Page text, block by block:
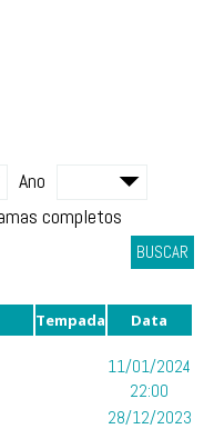
Ano
completos
BUSCAR
Tempada Data
11/01/2024
22:00
28/12/2023